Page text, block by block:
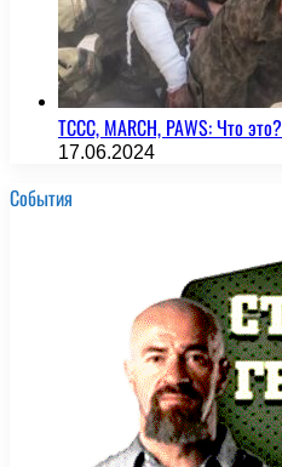
TCCC, MARCH, PAWS: Что это?
17.06.2024
События